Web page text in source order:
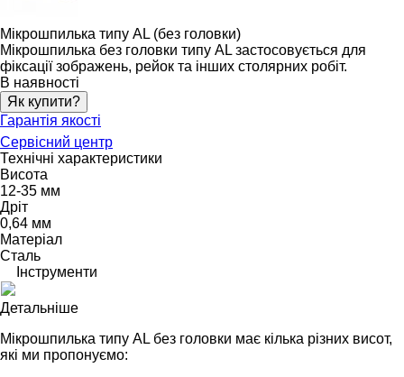
Мікрошпилька типу AL (без головки)
Мікрошпилька без головки типу AL застосовується для
фіксації зображень, рейок та інших столярних робіт.
В наявності
Як купити?
Гарантія якості
Сервісний центр
Технічні характеристики
Висота
12-35 мм
Дріт
0,64 мм
Матеріал
Сталь
Інструменти
Детальніше
Мікрошпилька типу AL без головки має кілька різних висот,
які ми пропонуємо: